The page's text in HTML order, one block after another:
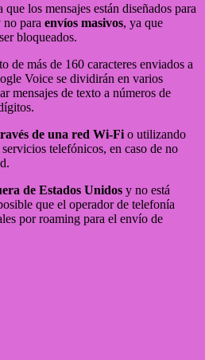
los mensajes están diseñados para
no para envíos masivos, ya que
bloqueados.
de más de 160 caracteres enviados a
Voice se dividirán en varios
mensajes de texto a números de
de una red Wi-Fi o utilizando
telefónicos, en caso de no
de Estados Unidos y no está
que el operador de telefonía
por roaming para el envío de